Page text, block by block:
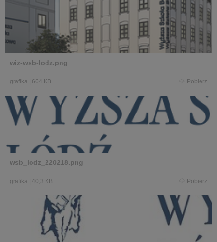
wiz-wsb-lodz.png
grafika 664 KB Pobierz
wsb_lodz_220218.png
grafika 40,3 KB Pobierz